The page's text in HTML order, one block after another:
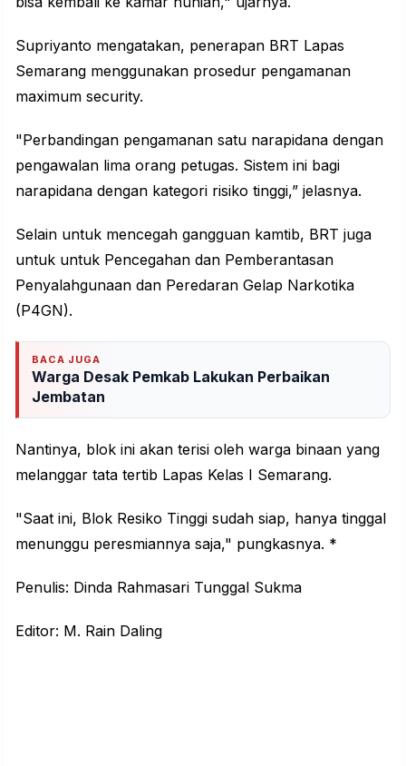
Supriyanto mengatakan, penerapan BRT Lapas
Semarang menggunakan prosedur pengamanan
maximum security.
"Perbandingan pengamanan satu narapidana dengan
pengawalan lima orang petugas. Sistem ini bagi
narapidana dengan kategori risiko tinggi,” jelasnya.
Selain untuk mencegah gangguan kamtib, BRT juga
untuk untuk Pencegahan dan Pemberantasan
Penyalahgunaan dan Peredaran Gelap Narkotika
(P4GN).
BACA JUGA
Warga Desak Pemkab Lakukan Perbaikan
Jembatan
Nantinya, blok ini akan terisi oleh warga binaan yang
melanggar tata tertib Lapas Kelas I Semarang.
"Saat ini, Blok Resiko Tinggi sudah siap, hanya tinggal
menunggu peresmiannya saja," pungkasnya. *
Penulis: Dinda Rahmasari Tunggal Sukma
Editor: M. Rain Daling